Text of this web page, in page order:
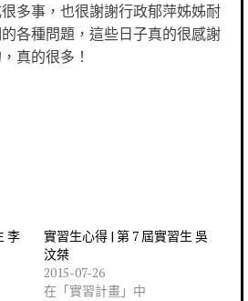
多事，也很謝謝行政郁萍姊姊耐
各種問題，這些日子真的很感謝
真的很多！
李
實習生心得 | 第 7 屆實習生 吳
汶桀
2015-07-26
在「實習計畫」中